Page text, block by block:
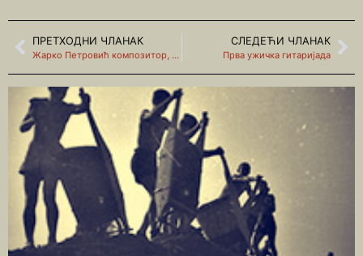
ПРЕТХОДНИ ЧЛАНАК
Жарко Петровић композитор, последњи романтичар
СЛЕДЕЋИ ЧЛАНАК
Прва ужичка гитаријада